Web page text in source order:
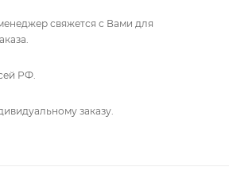
свяжется с Вами для
РФ.
заказу.